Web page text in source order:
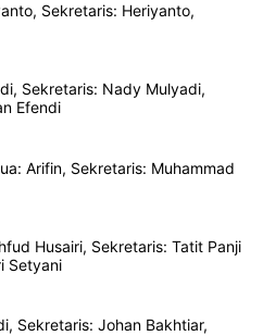
Sekretaris: Heriyanto,
Sekretaris: Nady Mulyadi,
Efendi
Arifin, Sekretaris: Muhammad
Husairi, Sekretaris: Tatit Panji
Setyani
Sekretaris: Johan Bakhtiar,